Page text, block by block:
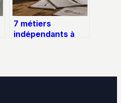
7 métiers
indépendants à